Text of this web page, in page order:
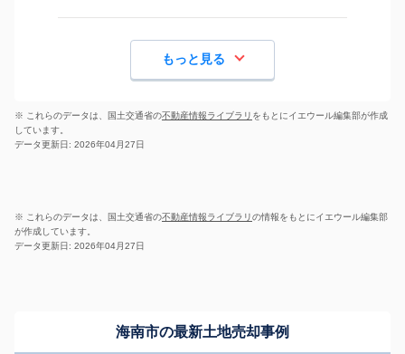
もっと見る
※ これらのデータは、国土交通省の不動産情報ライブラリ をもとにイエウール編集部が作成
しています。
データ更新日: 2026年04月27日
※ これらのデータは、国土交通省の不動産情報ライブラリの情報をもとにイエウール編集部
が作成しています。
データ更新日: 2026年04月27日
海南市の最新土地売却事例